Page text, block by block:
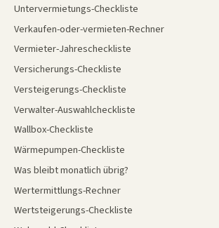
Untervermietungs-Checkliste
Verkaufen-oder-vermieten-Rechner
Vermieter-Jahrescheckliste
Versicherungs-Checkliste
Versteigerungs-Checkliste
Verwalter-Auswahlcheckliste
Wallbox-Checkliste
Wärmepumpen-Checkliste
Was bleibt monatlich übrig?
Wertermittlungs-Rechner
Wertsteigerungs-Checkliste